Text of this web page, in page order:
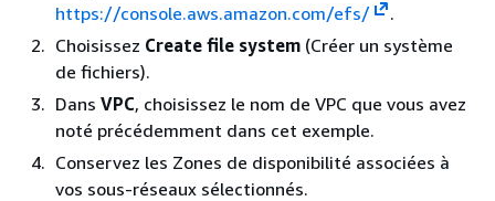
https://console.aws.amazon.com/efs/
.
Choisissez Create file system (Créer un système
de fichiers).
Dans VPC, choisissez le nom de VPC que vous avez
noté précédemment dans cet exemple.
Conservez les Zones de disponibilité associées à
vos sous-réseaux sélectionnés.